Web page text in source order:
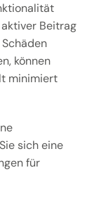
Beitrag
können
minimiert
sich eine
für